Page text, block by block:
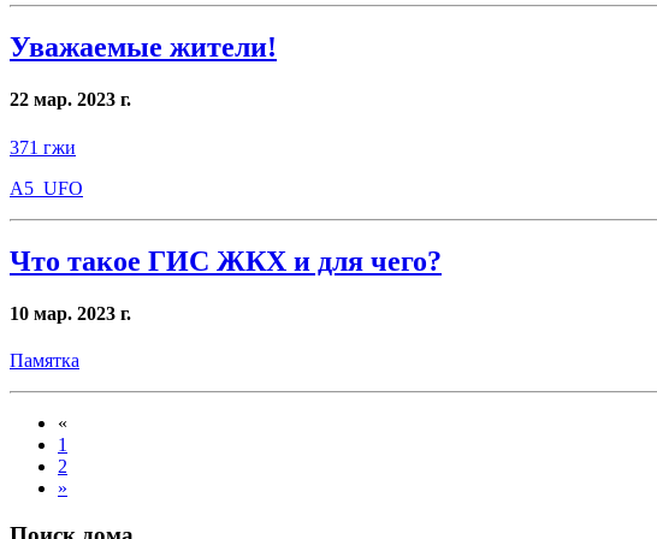
Уважаемые жители!
22 мар. 2023 г.
371 гжи
A5_UFO
Что такое ГИС ЖКХ и для чего?
10 мар. 2023 г.
Памятка
«
1
2
»